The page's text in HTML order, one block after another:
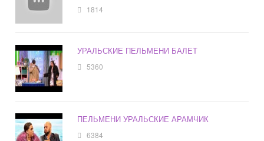
1814
УРАЛЬСКИЕ ПЕЛЬМЕНИ БАЛЕТ
5360
ПЕЛЬМЕНИ УРАЛЬСКИЕ АРАМЧИК
6384